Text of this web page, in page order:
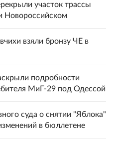
участок трассы
Новороссийском
взяли бронзу ЧЕ в
подробности
МиГ-29 под Одессой
суда о снятии "Яблока"
в бюллетене